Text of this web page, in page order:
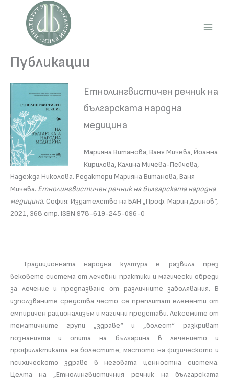
content
Публикации
Етнолингвистичен речник на
българската народна
медицина
Марияна Витанова, Ваня Мичева, Йоанна
Кирилова, Калина Мичева-Пейчева,
Надежда Николова. Редактори Марияна Витанова, Ваня
Мичева. Етнолингвистичен речник на българската народна
медицина.София: Издателство на БАН „Проф. Марин Дринов“,
2021, 368 стр. ISBN 978-619-245-096-0
Традиционната народна култура е развила през
вековете система от лечебни практики и магически обреди
за лечение и предпазване от различните заболявания. В
използваните средства често се преплитат елементи от
емпиричен рационализъм и магични представи. Лексемите от
тематичните групи „здраве“ и „болест“ разкриват
познанията и опита на българина в лечението и
профилактиката на болестите, мястото на физическото и
психическото здраве в неговата ценностна система.
Целта на „Етнолингвистичния речник на българската